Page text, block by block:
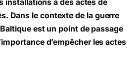
installations à des actes de
Dans le contexte de la guerre
est un point de passage
d’empêcher les actes